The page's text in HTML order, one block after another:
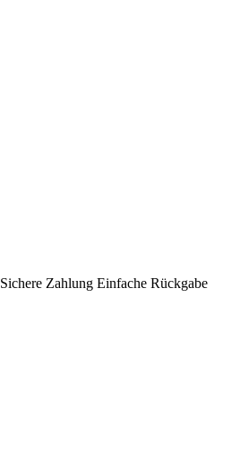
Sichere Zahlung Einfache Rückgabe